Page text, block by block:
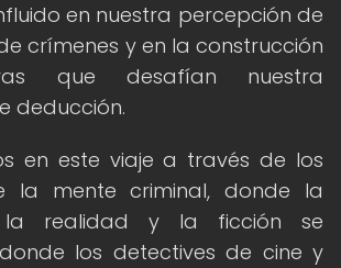
en nuestra percepción de
crímenes y en la construcción
que desafían nuestra
deducción.
en este viaje a través de los
la mente criminal, donde la
la realidad y la ficción se
los detectives de cine y